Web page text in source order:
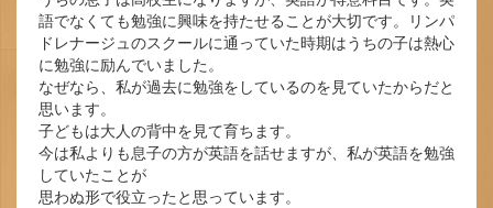
語でなくても勉強に興味を持たせることが大切です。リンパ
ドレナージュのスクールに通っていた時期はうちの子は熱心
に勉強に励んでいました。
なぜなら、私が過去に勉強をしているのを見ていたからだと
思います。
子どもは大人の背中を見て育ちます。
今は私よりも息子の方が英語を話せますが、私が英語を勉強
していたことが
思わぬ形で役立ったと思っています。